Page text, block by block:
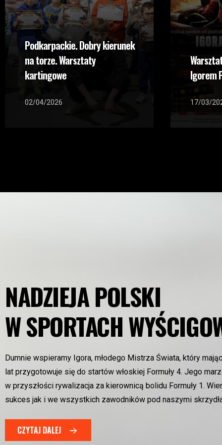
Podkarpackie. Dobry kierunek
na torze. Warsztaty
kartingowe
02/04/2026
Igorem
17/03/
NADZIEJA POLSKI
W SPORTACH
Dumnie wspieramy Igora, młodego Mistrza Świata, który
lat przygotowuje się do startów włoskiej Formuły 4. Jego
w przyszłości rywalizacja za kierownicą bolidu Formuły 1.
sukces jak i we wszystkich zawodników pod naszymi
CZYTAJ DALEJ